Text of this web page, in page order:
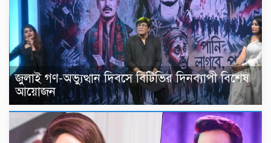
জুলাই গণ-অভ্যুত্থান দিবসে বিটিভির দিনব্যাপী বিশেষ
আয়োজন